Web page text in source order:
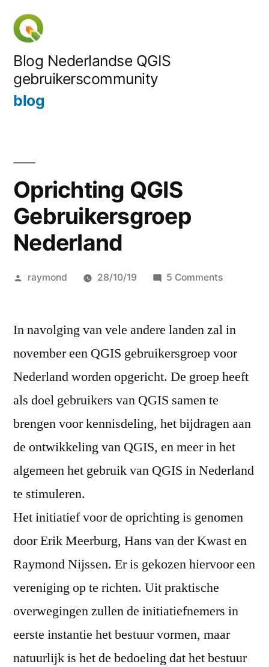
Skip
content
Blog Nederlandse QGIS
gebruikerscommunity
blog
Oprichting QGIS
Gebruikersgroep
Nederland
Posted
raymond 28/10/19 5 Commentson
In navolging van vele andere landen zal in
november een QGIS gebruikersgroep voor
Nederland worden opgericht. De groep heeft
als doel gebruikers van QGIS samen te
brengen voor kennisdeling, het bijdragen aan
de ontwikkeling van QGIS, en meer in het
algemeen het gebruik van QGIS in Nederland
te stimuleren.
Het initiatief voor de oprichting is genomen
door Erik Meerburg, Hans van der Kwast en
Raymond Nijssen. Er is gekozen hiervoor een
vereniging op te richten. Uit praktische
overwegingen zullen de initiatiefnemers in
eerste instantie het bestuur vormen, maar
natuurlijk is het de bedoeling dat het bestuur